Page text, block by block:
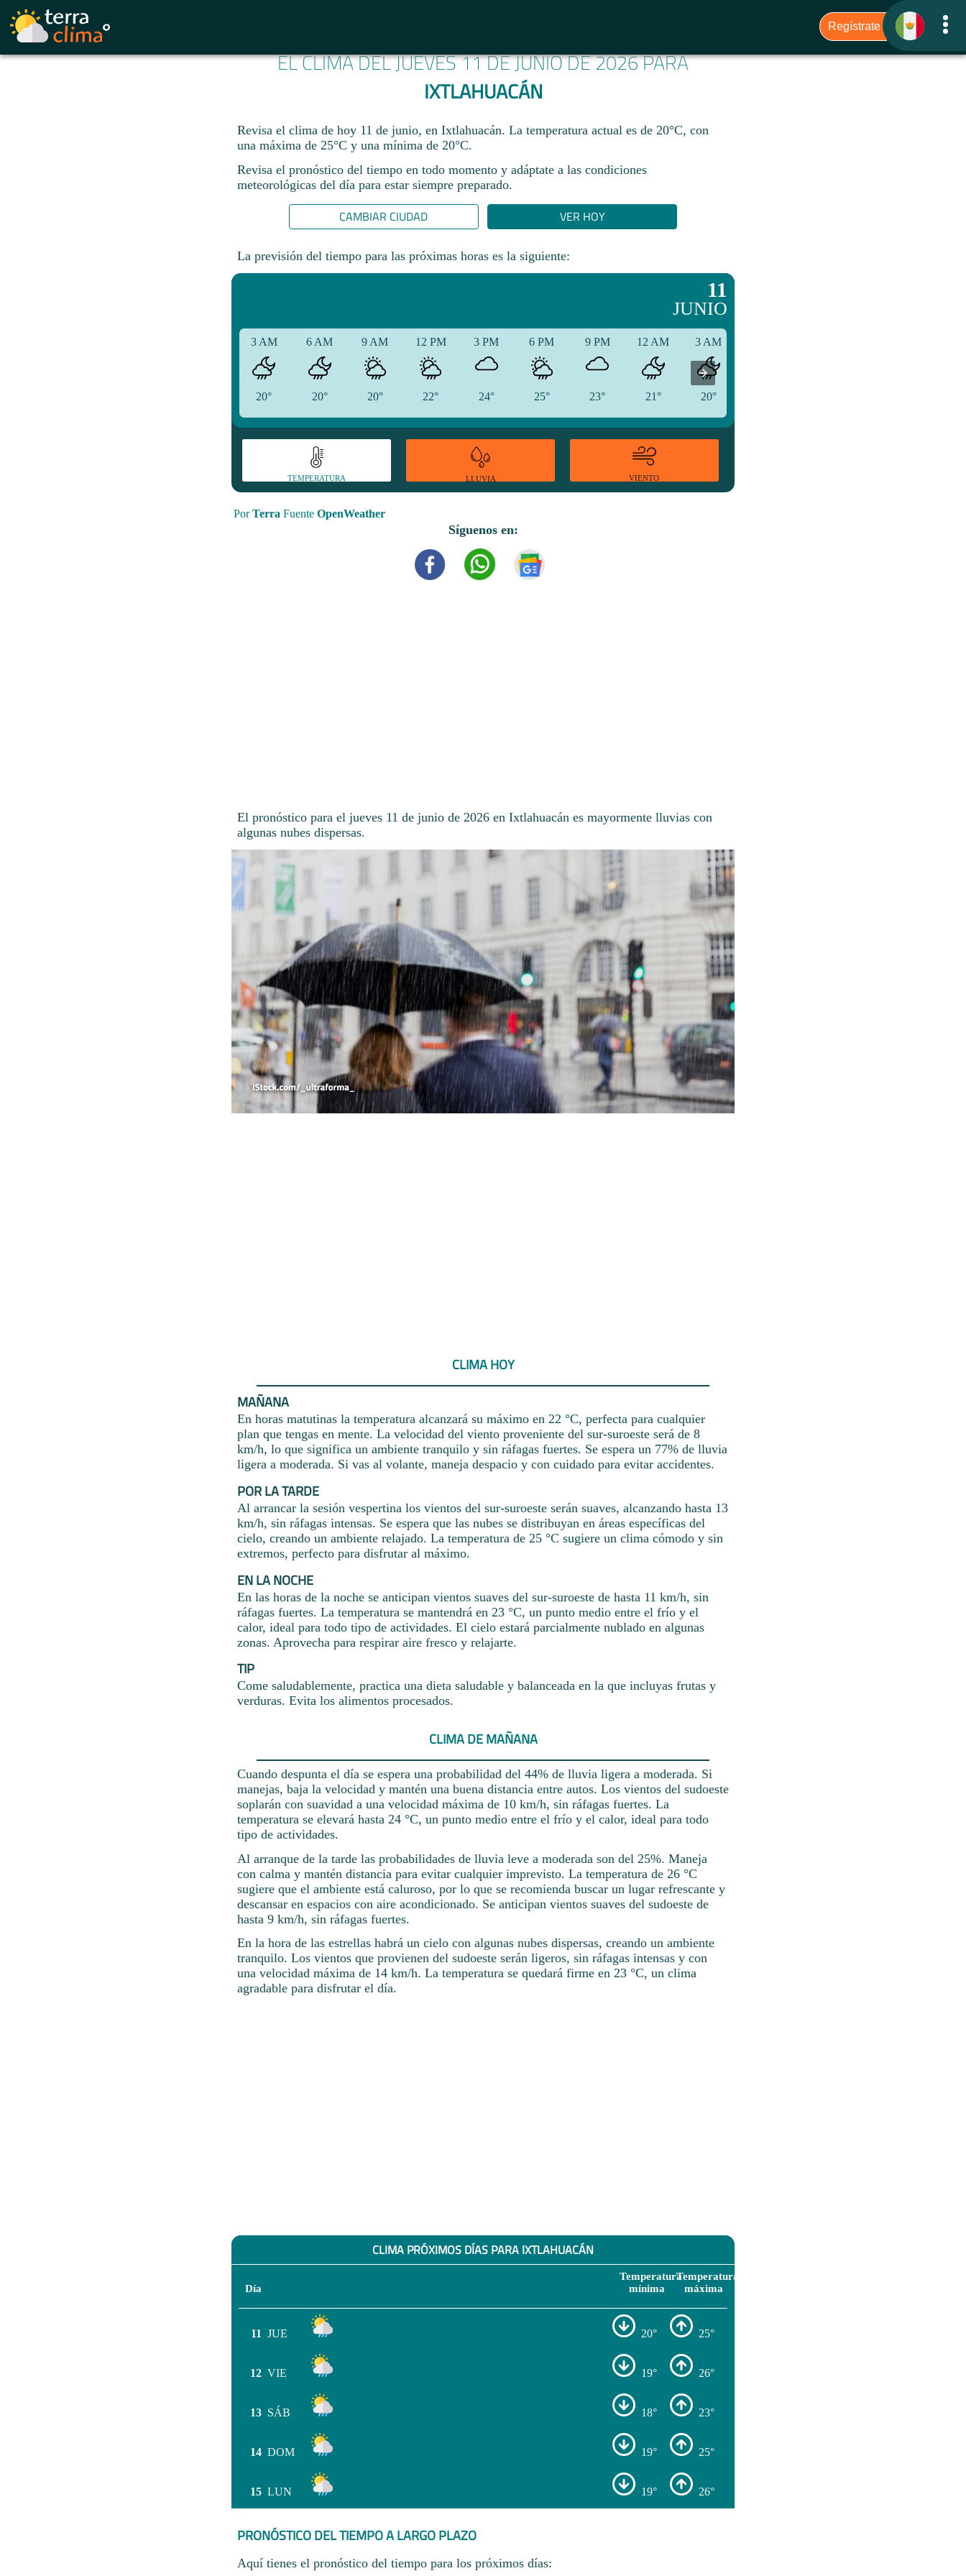
EL CLIMA DEL JUEVES 11 DE JUNIO DE 2026 PARA
IXTLAHUACÁN
Revisa el clima de hoy 11 de junio, en Ixtlahuacán. La temperatura actual es de 20°C, con
una máxima de 25°C y una mínima de 20°C.​
Revisa el pronóstico del tiempo en todo momento y adáptate a las condiciones
meteorológicas del día para estar siempre preparado.​
CAMBIAR CIUDAD VER HOY
La previsión del tiempo para las próximas horas es la siguiente:
11
JUNIO
3 AM
20°
6 AM
20°
9 AM
20°
12 PM
22°
3 PM
24°
6 PM
25°
9 PM
23°
12 AM
21°
3 AM
20°
TEMPERATURA LLUVIA VIENTO
PorTerra Fuente OpenWeather
Síguenos en:
El pronóstico para el jueves 11 de junio de 2026 en Ixtlahuacán es mayormente lluvias con
algunas nubes dispersas.
CLIMA HOY
MAÑANA
En horas matutinas la temperatura alcanzará su máximo en 22 °C, perfecta para cualquier
plan que tengas en mente. La velocidad del viento proveniente del sur-suroeste será de 8
km/h, lo que significa un ambiente tranquilo y sin ráfagas fuertes. Se espera un 77% de lluvia
ligera a moderada. Si vas al volante, maneja despacio y con cuidado para evitar accidentes.
POR LA TARDE
Al arrancar la sesión vespertina los vientos del sur-suroeste serán suaves, alcanzando hasta 13
km/h, sin ráfagas intensas. Se espera que las nubes se distribuyan en áreas específicas del
cielo, creando un ambiente relajado. La temperatura de 25 °C sugiere un clima cómodo y sin
extremos, perfecto para disfrutar al máximo.
EN LA NOCHE
En las horas de la noche se anticipan vientos suaves del sur-suroeste de hasta 11 km/h, sin
ráfagas fuertes. La temperatura se mantendrá en 23 °C, un punto medio entre el frío y el
calor, ideal para todo tipo de actividades. El cielo estará parcialmente nublado en algunas
zonas. Aprovecha para respirar aire fresco y relajarte.
TIP
Come saludablemente, practica una dieta saludable y balanceada en la que incluyas frutas y
verduras. Evita los alimentos procesados.
CLIMA DE MAÑANA
Cuando despunta el día se espera una probabilidad del 44% de lluvia ligera a moderada. Si
manejas, baja la velocidad y mantén una buena distancia entre autos. Los vientos del sudoeste
soplarán con suavidad a una velocidad máxima de 10 km/h, sin ráfagas fuertes. La
temperatura se elevará hasta 24 °C, un punto medio entre el frío y el calor, ideal para todo
tipo de actividades.
Al arranque de la tarde las probabilidades de lluvia leve a moderada son del 25%. Maneja
con calma y mantén distancia para evitar cualquier imprevisto. La temperatura de 26 °C
sugiere que el ambiente está caluroso, por lo que se recomienda buscar un lugar refrescante y
descansar en espacios con aire acondicionado. Se anticipan vientos suaves del sudoeste de
hasta 9 km/h, sin ráfagas fuertes.
En la hora de las estrellas habrá un cielo con algunas nubes dispersas, creando un ambiente
tranquilo. Los vientos que provienen del sudoeste serán ligeros, sin ráfagas intensas y con
una velocidad máxima de 14 km/h. La temperatura se quedará firme en 23 °C, un clima
agradable para disfrutar el día.
CLIMA PRÓXIMOS DÍAS PARA IXTLAHUACÁN
Día
Temperatura
mínima
Temperatura
máxima
11 JUE 20° 25°
12 VIE 19° 26°
13 SÁB 18° 23°
14 DOM 19° 25°
15 LUN 19° 26°
PRONÓSTICO DEL TIEMPO A LARGO PLAZO
Aquí tienes el pronóstico del tiempo para los próximos días: